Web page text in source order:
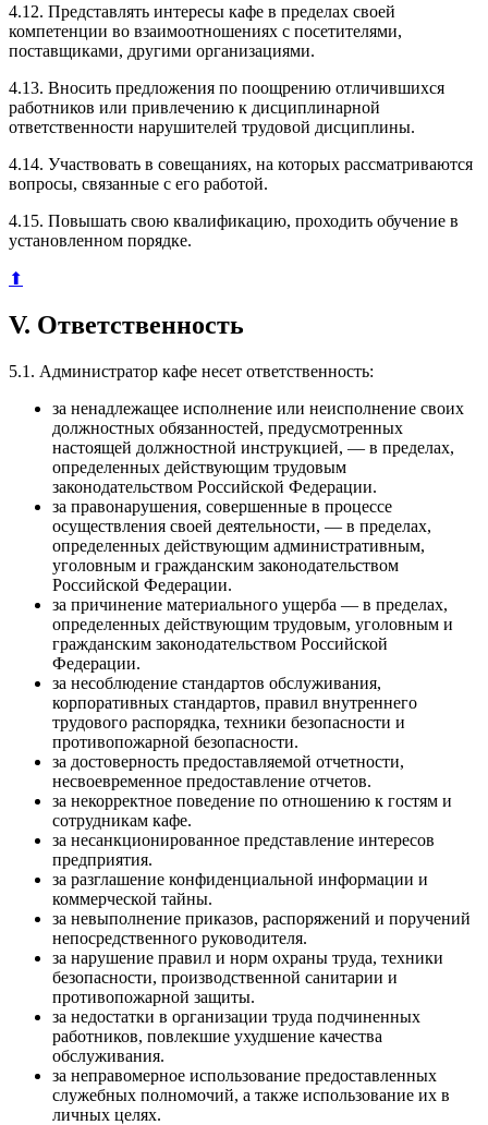
4.12. Представлять интересы кафе в пределах своей
компетенции во взаимоотношениях с посетителями,
поставщиками, другими организациями.
4.13. Вносить предложения по поощрению отличившихся
работников или привлечению к дисциплинарной
ответственности нарушителей трудовой дисциплины.
4.14. Участвовать в совещаниях, на которых рассматриваются
вопросы, связанные с его работой.
4.15. Повышать свою квалификацию, проходить обучение в
установленном порядке.
⬆
V. Ответственность
5.1. Администратор кафе несет ответственность:
за ненадлежащее исполнение или неисполнение своих
должностных обязанностей, предусмотренных
настоящей должностной инструкцией, — в пределах,
определенных действующим трудовым
законодательством Российской Федерации.
за правонарушения, совершенные в процессе
осуществления своей деятельности, — в пределах,
определенных действующим административным,
уголовным и гражданским законодательством
Российской Федерации.
за причинение материального ущерба — в пределах,
определенных действующим трудовым, уголовным и
гражданским законодательством Российской
Федерации.
за несоблюдение стандартов обслуживания,
корпоративных стандартов, правил внутреннего
трудового распорядка, техники безопасности и
противопожарной безопасности.
за достоверность предоставляемой отчетности,
несвоевременное предоставление отчетов.
за некорректное поведение по отношению к гостям и
сотрудникам кафе.
за несанкционированное представление интересов
предприятия.
за разглашение конфиденциальной информации и
коммерческой тайны.
за невыполнение приказов, распоряжений и поручений
непосредственного руководителя.
за нарушение правил и норм охраны труда, техники
безопасности, производственной санитарии и
противопожарной защиты.
за недостатки в организации труда подчиненных
работников, повлекшие ухудшение качества
обслуживания.
за неправомерное использование предоставленных
служебных полномочий, а также использование их в
личных целях.